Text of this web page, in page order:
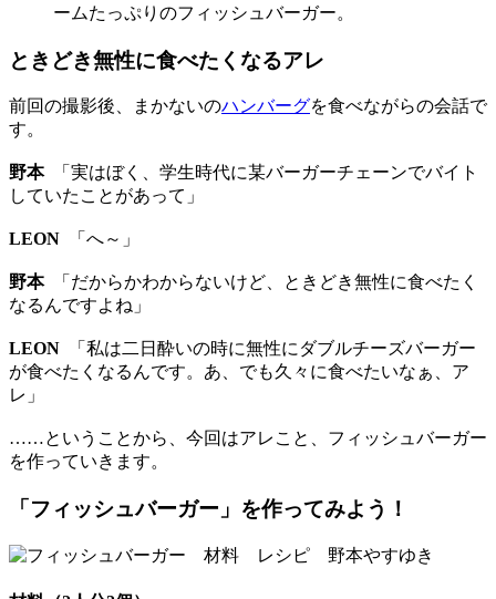
ームたっぷりのフィッシュバーガー。
ときどき無性に食べたくなるアレ
前回の撮影後、まかないのハンバーグを食べながらの会話で
す。
野本
「実はぼく、学生時代に某バーガーチェーンでバイト
していたことがあって」
LEON 「へ～」
野本
「だからかわからないけど、ときどき無性に食べたく
なるんですよね」
LEON 「私は二日酔いの時に無性にダブルチーズバーガー
が食べたくなるんです。あ、でも久々に食べたいなぁ、ア
レ」
……ということから、今回はアレこと、フィッシュバーガー
を作っていきます。
「フィッシュバーガー」を作ってみよう！